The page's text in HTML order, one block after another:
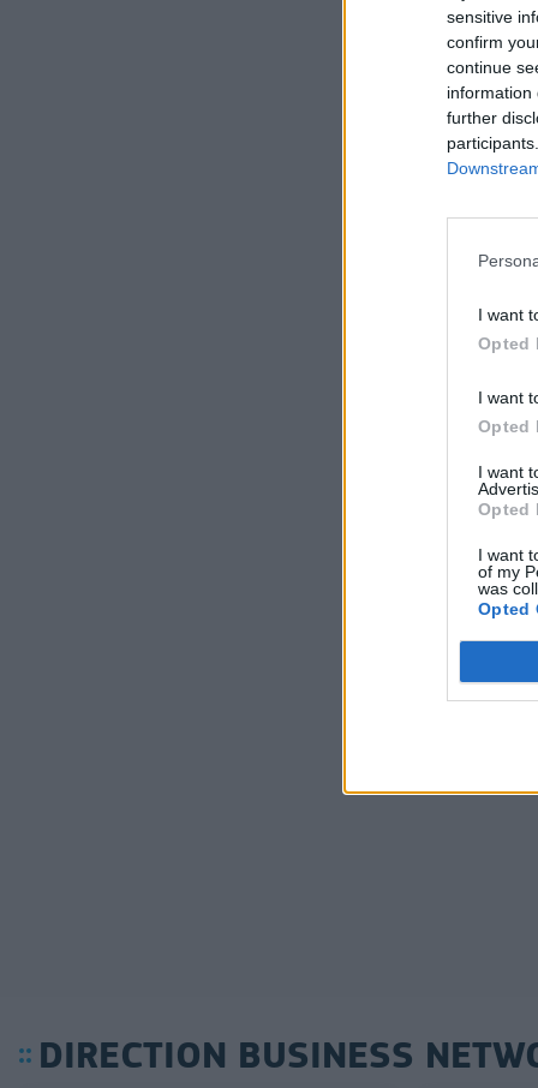
sensitive
confirm
continue
information
further
I want
Opted
I want
Opted
I want
Opted
I want
of my
was
Opted
DIRECTION BUSINESS